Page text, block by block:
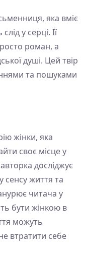
яка вміє
у серці. Її
роман, а
душі. Цей твір
та пошуками
жінки, яка
своє місце у
досліджує
сенсу життя та
читача у
бути жінкою в
можуть
втратити себе